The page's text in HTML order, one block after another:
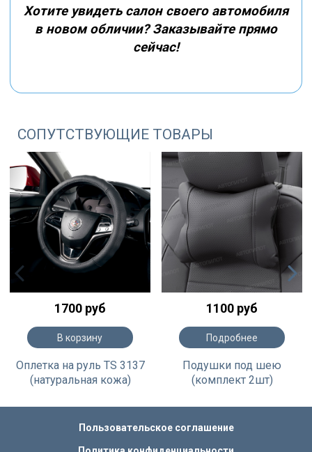
Хотите увидеть салон своего автомобиля
в новом обличии? Заказывайте прямо
сейчас!
СОПУТСТВУЮЩИЕ ТОВАРЫ
1700 руб
В корзину
Оплетка на руль TS 3137
(натуральная кожа)
1100 руб
Подробнее
Подушки под шею
(комплект 2шт)
Пользовательское соглашение